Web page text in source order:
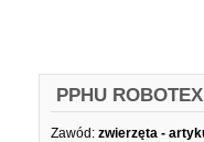
PPHU
Zawód: zwierzęta -